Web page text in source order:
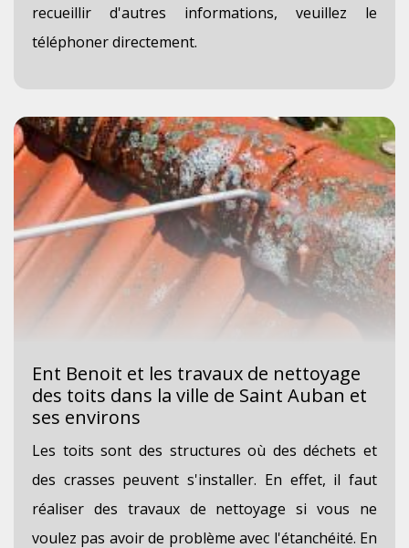
recueillir d'autres informations, veuillez le
téléphoner directement.
Ent Benoit et les travaux de nettoyage
des toits dans la ville de Saint Auban et
ses environs
Les toits sont des structures où des déchets et
des crasses peuvent s'installer. En effet, il faut
réaliser des travaux de nettoyage si vous ne
voulez pas avoir de problème avec l'étanchéité. En